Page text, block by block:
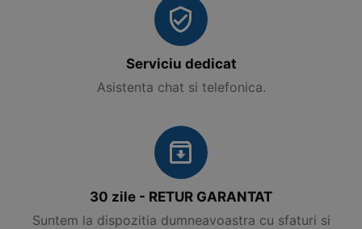
Serviciu dedicat
Asistenta chat si telefonica.
30 zile - RETUR GARANTAT
Suntem la dispozitia dumneavoastra cu sfaturi si